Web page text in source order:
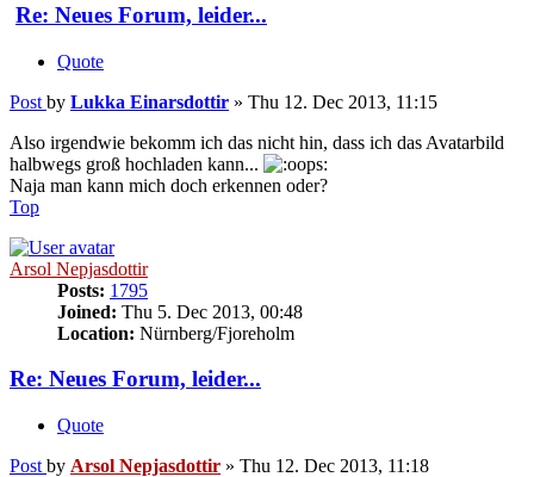
Re: Neues Forum, leider...
Quote
Post by Lukka Einarsdottir » Thu 12. Dec 2013, 11:15
Also irgendwie bekomm ich das nicht hin, dass ich das Avatarbild
halbwegs groß hochladen kann...
Naja man kann mich doch erkennen oder?
Top
Arsol Nepjasdottir
Posts: 1795
Joined: Thu 5. Dec 2013, 00:48
Location: Nürnberg/Fjoreholm
Re: Neues Forum, leider...
Quote
Post by Arsol Nepjasdottir » Thu 12. Dec 2013, 11:18